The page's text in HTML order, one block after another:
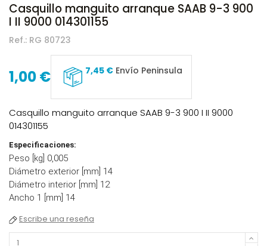
Casquillo manguito arranque SAAB 9-3 900
I II 9000 014301155
Ref.: RG 80723
1,00 € 7,45 € Envío Peninsula
Casquillo manguito arranque SAAB 9-3 900 I II 9000
014301155
Especificaciones:
Peso [kg] 0,005
Diámetro exterior [mm] 14
Diámetro interior [mm] 12
Ancho 1 [mm] 14
Escribe una reseña